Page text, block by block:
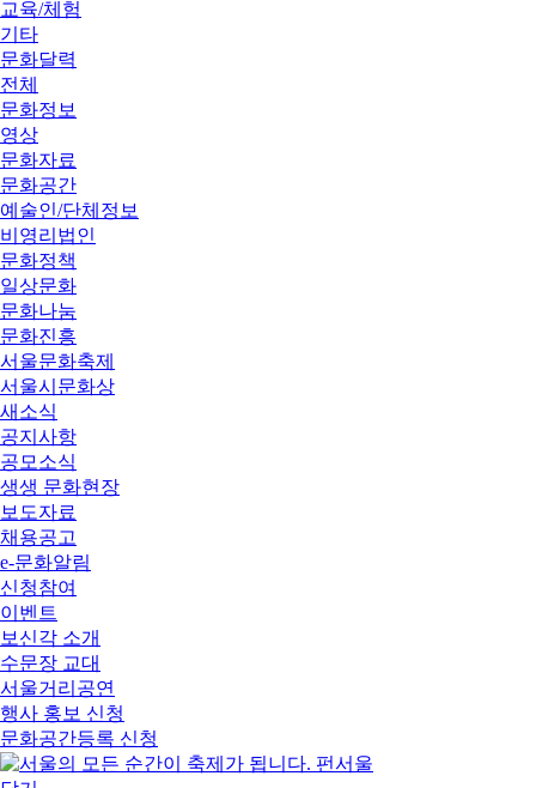
교육/체험
기타
문화달력
전체
문화정보
영상
문화자료
문화공간
예술인/단체정보
비영리법인
문화정책
일상문화
문화나눔
문화진흥
서울문화축제
서울시문화상
새소식
공지사항
공모소식
생생 문화현장
보도자료
채용공고
e-문화알림
신청참여
이벤트
보신각 소개
수문장 교대
서울거리공연
행사 홍보 신청
문화공간등록 신청